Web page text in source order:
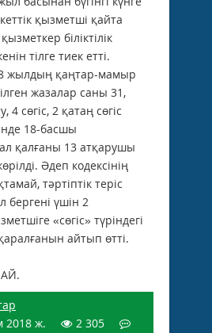
қызметші қайта
біліктілік
тілге тиек етті.
жылдың қаңтар-мамыр
жазалар саны 31,
4 сөгіс, 2 қатаң сөгіс
18-басшы
қалғаны 13 атқарушы
Әдеп кодексінің
тәртіптік теріс
бергені үшін 2
«сөгіс» түріндегі
айтып өтті.
2018 ж.
2 305